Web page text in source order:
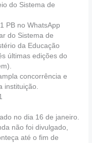
do Sistema de
PB no WhatsApp
do Sistema de
da Educação
últimas edições do
concorrência e
instituição.
no dia 16 de janeiro.
não foi divulgado,
até o fim de